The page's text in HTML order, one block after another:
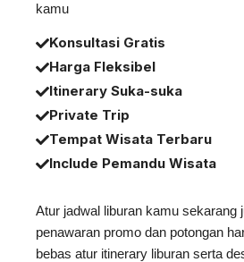
kamu
Konsultasi Gratis
Harga Fleksibel
Itinerary Suka-suka
Private Trip
Tempat Wisata Terbaru
Include Pemandu Wisata
Atur jadwal liburan kamu sekarang
penawaran promo dan potongan
bebas atur itinerary liburan serta